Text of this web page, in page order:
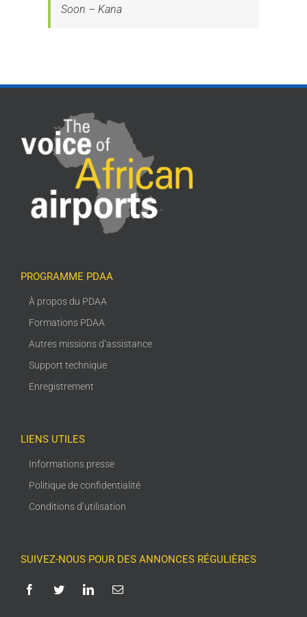
Soon – Kana
PROGRAMME PDAA
À propos du PDAA
Formations PDAA
Autres missions d’assistance
Support technique
Enregistrement
LIENS UTILES
Informations presse
Politique de confidentialité
Conditions d’utilisation
SUIVEZ-NOUS POUR DES ANNONCES RÉGULIÈRES